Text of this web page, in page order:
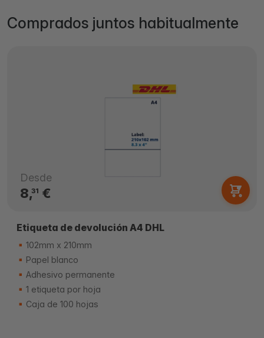
Comprados juntos habitualmente
Desde
8,31 €
Etiqueta de devolución A4 DHL
102mm x 210mm
Papel blanco
Adhesivo permanente
1 etiqueta por hoja
Caja de 100 hojas